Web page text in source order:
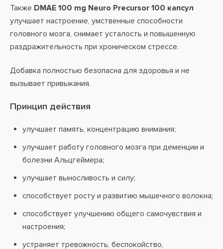
Также DMAE 100 mg Neuro Precursor 100 капсул
улучшает настроение, умственные способности
головного мозга, снимает усталость и повышенную
раздражительность при хроническом стрессе.
Добавка полностью безопасна для здоровья и не
вызывает привыкания.
Принцип действия
улучшает память, концентрацию внимания;
улучшает работу головного мозга при деменции и
болезни Альцгеймера;
улучшает выносливость и силу;
способствует росту и развитию мышечного волокна;
способствует улучшению общего самочувствия и
настроения;
устраняет тревожность, беспокойство,